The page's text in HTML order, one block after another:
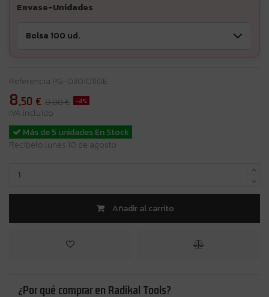
Envase-Unidades
Referencia PG-03010110E
8,50 € 8,88 € -4%
IVA incluido
Más de 5 unidades En Stock
Recíbelo lunes 10 de agosto
Añadir al carrito
¿Por qué comprar en Radikal Tools?